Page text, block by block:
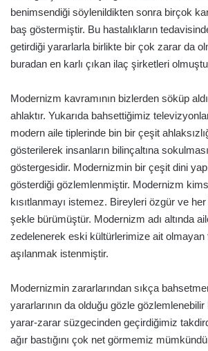
benimsendiği söylenildikten sonra birçok
baş göstermiştir. Bu hastalıkların
getirdiği yararlarla birlikte bir çok zarar da
buradan en karlı çıkan ilaç şirketleri
Modernizm kavramının bizlerden söküp
ahlaktır. Yukarıda bahsettiğimiz
modern aile tiplerinde bin bir çeşit
gösterilerek insanların bilinçaltına
göstergesidir. Modernizmin bir çeşit dini
gösterdiği gözlemlenmiştir. Modernizm
kısıtlanmayı istemez. Bireyleri özgür ve
şekle bürümüştür. Modernizm adı altında
zedelenerek eski kültürlerimize ait olmayan
aşılanmak istenmiştir.
Modernizmin zararlarından sıkça
yararlarının da olduğu gözle
yarar-zarar süzgecinden geçirdiğimiz
ağır bastığını çok net görmemiz